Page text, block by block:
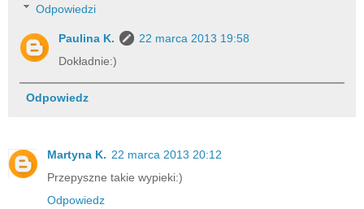
Odpowiedzi
Paulina K.
22 marca 2013 19:58
Dokładnie:)
Odpowiedz
Martyna K. 22 marca 2013 20:12
Przepyszne takie wypieki:)
Odpowiedz